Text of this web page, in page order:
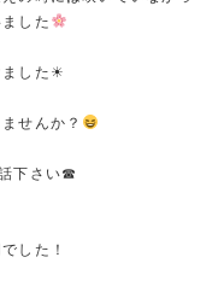
した
ました☀
せんか？
下さい☎
した！